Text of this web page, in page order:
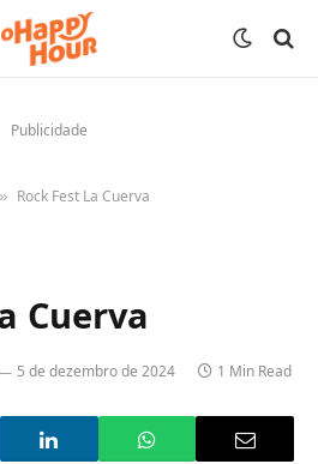
Publicidade
» Rock Fest La Cuerva
Cuerva
5 de dezembro de 2024 1 Min Read